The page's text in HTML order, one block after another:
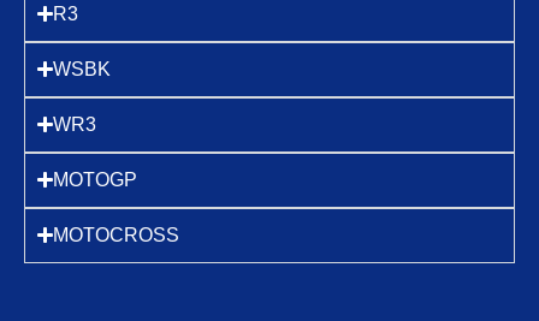
R3
WSBK
WR3
MOTOGP
MOTOCROSS